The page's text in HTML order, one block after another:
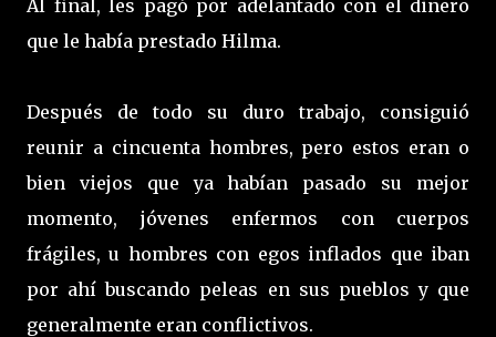
Al final, les pagó por adelantado con el dinero
que le había prestado Hilma.
Después de todo su duro trabajo, consiguió
reunir a cincuenta hombres, pero estos eran o
bien viejos que ya habían pasado su mejor
momento, jóvenes enfermos con cuerpos
frágiles, u hombres con egos inflados que iban
por ahí buscando peleas en sus pueblos y que
generalmente eran conflictivos.